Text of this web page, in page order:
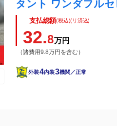
支払総額(税込)(リ済込)
32.8万円
（諸費用9.8万円を含む）
外装4内装3機関／正常